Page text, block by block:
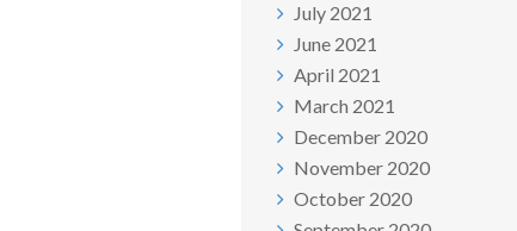
July 2021
June 2021
April 2021
March 2021
December 2020
November 2020
October 2020